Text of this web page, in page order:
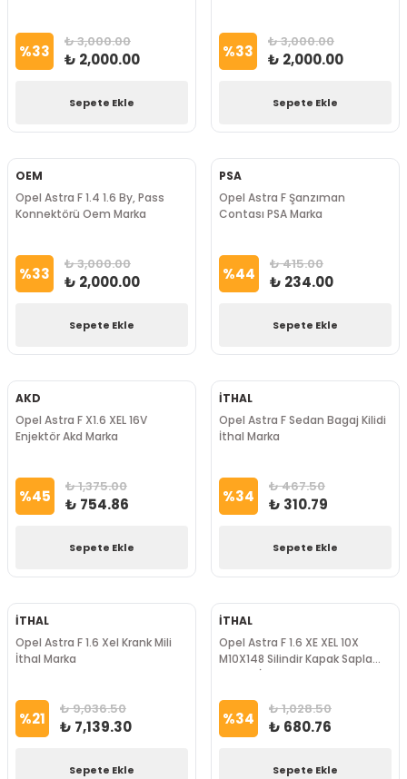
%33 ₺ 3,000.00
₺ 2,000.00
Sepete Ekle
%33 ₺ 3,000.00
₺ 2,000.00
Sepete Ekle
OEM
Opel Astra F 1.4 1.6 By, Pass
Konnektörü Oem Marka
%33 ₺ 3,000.00
₺ 2,000.00
Sepete Ekle
PSA
Opel Astra F Şanzıman
Contası PSA Marka
%44 ₺ 415.00
₺ 234.00
Sepete Ekle
AKD
Opel Astra F X1.6 XEL 16V
Enjektör Akd Marka
%45 ₺ 1,375.00
₺ 754.86
Sepete Ekle
İTHAL
Opel Astra F Sedan Bagaj Kilidi
İthal Marka
%34 ₺ 467.50
₺ 310.79
Sepete Ekle
İTHAL
Opel Astra F 1.6 Xel Krank Mili
İthal Marka
%21 ₺ 9,036.50
₺ 7,139.30
Sepete Ekle
İTHAL
Opel Astra F 1.6 XE XEL 10X
M10X148 Silindir Kapak Saplama
Takımı İthal Marka
%34 ₺ 1,028.50
₺ 680.76
Sepete Ekle